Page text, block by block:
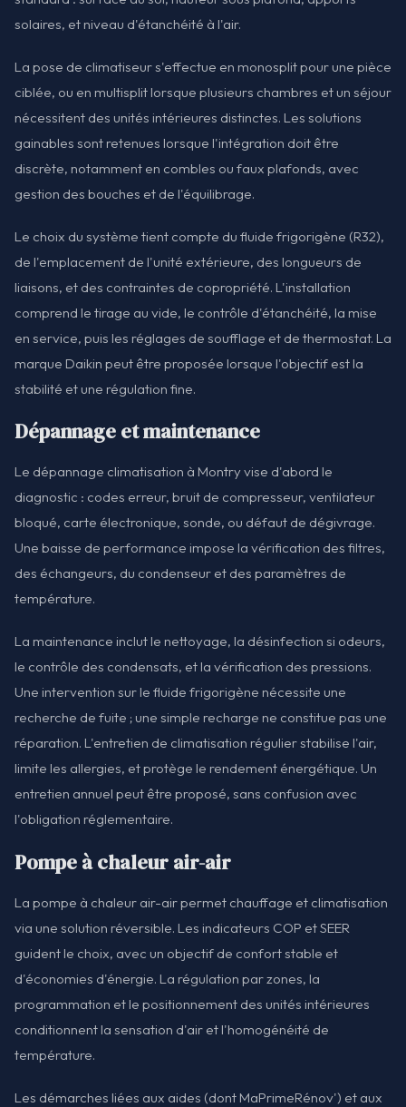
solaires, et niveau d'étanchéité à l'air.
La pose de climatiseur s'effectue en monosplit pour une pièce
ciblée, ou en multisplit lorsque plusieurs chambres et un séjour
nécessitent des unités intérieures distinctes. Les solutions
gainables sont retenues lorsque l'intégration doit être
discrète, notamment en combles ou faux plafonds, avec
gestion des bouches et de l'équilibrage.
Le choix du système tient compte du fluide frigorigène (R32),
de l'emplacement de l'unité extérieure, des longueurs de
liaisons, et des contraintes de copropriété. L'installation
comprend le tirage au vide, le contrôle d'étanchéité, la mise
en service, puis les réglages de soufflage et de thermostat. La
marque Daikin peut être proposée lorsque l'objectif est la
stabilité et une régulation fine.
Dépannage et maintenance
Le dépannage climatisation à Montry vise d'abord le
diagnostic : codes erreur, bruit de compresseur, ventilateur
bloqué, carte électronique, sonde, ou défaut de dégivrage.
Une baisse de performance impose la vérification des filtres,
des échangeurs, du condenseur et des paramètres de
température.
La maintenance inclut le nettoyage, la désinfection si odeurs,
le contrôle des condensats, et la vérification des pressions.
Une intervention sur le fluide frigorigène nécessite une
recherche de fuite ; une simple recharge ne constitue pas une
réparation. L'entretien de climatisation régulier stabilise l'air,
limite les allergies, et protège le rendement énergétique. Un
entretien annuel peut être proposé, sans confusion avec
l'obligation réglementaire.
Pompe à chaleur air-air
La pompe à chaleur air-air permet chauffage et climatisation
via une solution réversible. Les indicateurs COP et SEER
guident le choix, avec un objectif de confort stable et
d'économies d'énergie. La régulation par zones, la
programmation et le positionnement des unités intérieures
conditionnent la sensation d'air et l'homogénéité de
température.
Les démarches liées aux aides (dont MaPrimeRénov') et aux